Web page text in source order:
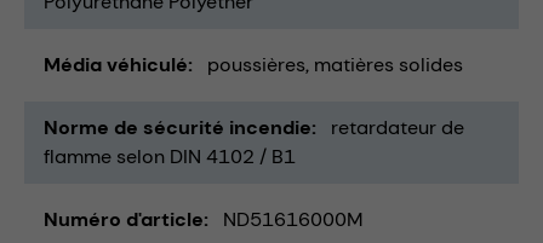
Média véhiculé poussières matières solides
Norme de sécurité incendie
retardateur de
flamme selon DIN 4102 / B1
Numéro d'article ND51616000M